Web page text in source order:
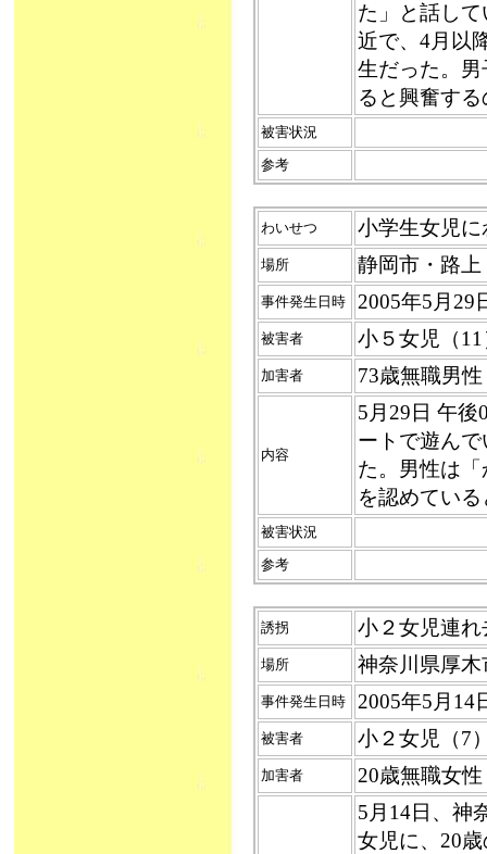
た」と話し
近で、4月以
生だった。
ると興奮す
被害状況
参考
わいせつ 小学生女児に
場所 静岡市・路上
事件発生日時 2005年5月
被害者 小５女児（11
加害者 73歳無職男
内容
5月29日 午後
ートで遊ん
た。男性は
を認めてい
被害状況
参考
誘拐 小２女児連れ
場所 神奈川県厚
事件発生日時 2005年5月
被害者 小２女児（7
加害者 20歳無職女性
5月14日、神
女児に、20